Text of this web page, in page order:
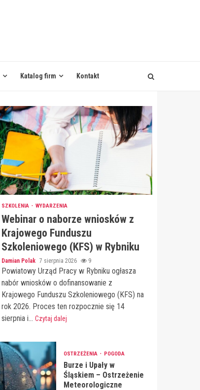
Katalog firm Kontakt
SZKOLENIA WYDARZENIA
Webinar o naborze wniosków z
Krajowego Funduszu
Szkoleniowego (KFS) w Rybniku
Damian Polak 7 sierpnia 2026 9
Powiatowy Urząd Pracy w Rybniku ogłasza
nabór wniosków o dofinansowanie z
Krajowego Funduszu Szkoleniowego (KFS) na
rok 2026. Proces ten rozpocznie się 14
sierpnia i... Czytaj dalej
OSTRZEŻENIA POGODA
Burze i Upały w
Śląskiem – Ostrzeżenie
Meteorologiczne